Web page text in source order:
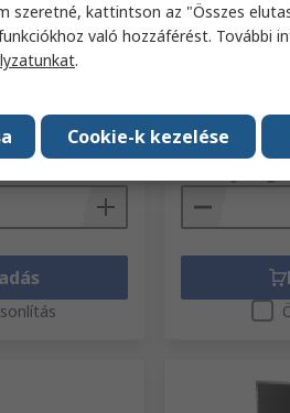
USB A típusú,
Apa - USB A
5695 Ft/egység
Hama
Laptop
Részösszeg (1
8104 Ft (ÁFA
szeretné, kattintson az "Összes
való hozzáférést. További
.
Cookie-k kezelése